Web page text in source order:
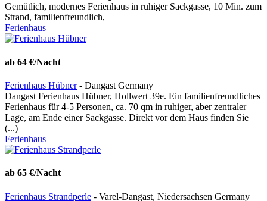
Gemütlich, modernes Ferienhaus in ruhiger Sackgasse, 10 Min. zum
Strand, familienfreundlich,
Ferienhaus
ab 64 €/Nacht
Ferienhaus Hübner- Dangast Germany
Dangast Ferienhaus Hübner, Hollwert 39e. Ein familienfreundliches
Ferienhaus für 4-5 Personen, ca. 70 qm in ruhiger, aber zentraler
Lage, am Ende einer Sackgasse. Direkt vor dem Haus finden Sie
(...)
Ferienhaus
ab 65 €/Nacht
Ferienhaus Strandperle - Varel-Dangast, Niedersachsen Germany